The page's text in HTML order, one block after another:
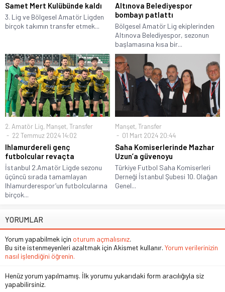
Samet Mert Kulübünde kaldı
3. Lig ve Bölgesel Amatör Ligden
birçok takımın transfer etmek...
Altınova Belediyespor
bombayı patlattı
Bölgesel Amatör Lig ekiplerinden
Altınova Belediyespor, sezonun
başlamasına kısa bir...
2. Amatör Lig, Manşet, Transfer
22 Temmuz 2024 14:02
Ihlamurdereli genç
futbolcular revaçta
İstanbul 2.Amatör Ligde sezonu
üçüncü sırada tamamlayan
Ihlamurderespor’un futbolcularına
birçok...
Manşet, Transfer
01 Mart 2024 20:44
Saha Komiserlerinde Mazhar
Uzun’a güvenoyu
Türkiye Futbol Saha Komiserleri
Derneği İstanbul Şubesi 10. Olağan
Genel...
YORUMLAR
Yorum yapabilmek için oturum açmalısınız.
Bu site istenmeyenleri azaltmak için Akismet kullanır. Yorum verilerinizin
nasıl işlendiğini öğrenin.
Henüz yorum yapılmamış. İlk yorumu yukarıdaki form aracılığıyla siz
yapabilirsiniz.